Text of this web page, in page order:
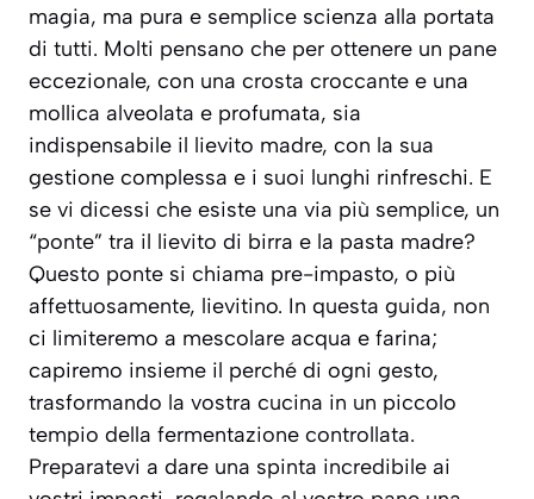
magia, ma pura e semplice scienza alla portata
di tutti. Molti pensano che per ottenere un pane
eccezionale, con una crosta croccante e una
mollica alveolata e profumata, sia
indispensabile il lievito madre, con la sua
gestione complessa e i suoi lunghi rinfreschi. E
se vi dicessi che esiste una via più semplice, un
“ponte” tra il lievito di birra e la pasta madre?
Questo ponte si chiama pre-impasto, o più
affettuosamente, lievitino. In questa guida, non
ci limiteremo a mescolare acqua e farina;
capiremo insieme il perché di ogni gesto,
trasformando la vostra cucina in un piccolo
tempio della fermentazione controllata.
Preparatevi a dare una spinta incredibile ai